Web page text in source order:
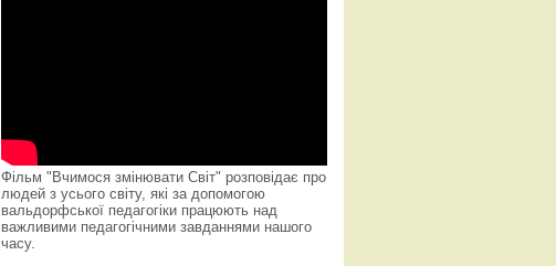
Фільм "Вчимося змінювати Світ" розповідає про
людей з усього світу, які за допомогою
вальдорфської педагогіки працюють над
важливими педагогічними завданнями нашого
часу.